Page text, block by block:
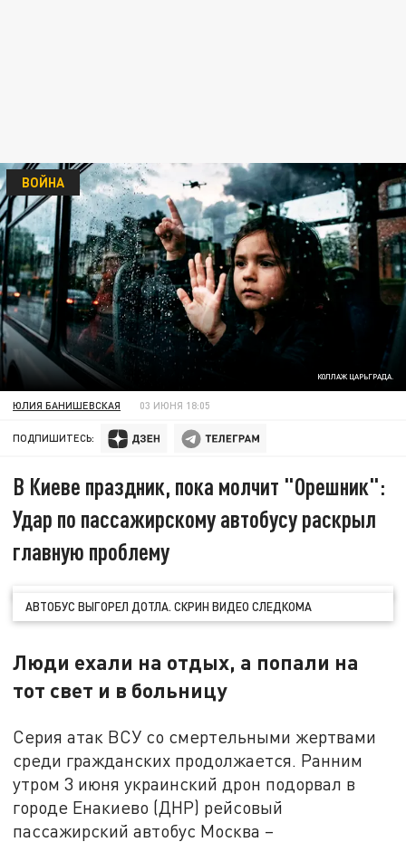
КОЛЛАЖ ЦАРЬГРАДА.
ВОЙНА
ЮЛИЯ БАНИШЕВСКАЯ 03 ИЮНЯ 18:05
ПОДПИШИТЕСЬ:
В Киеве праздник, пока молчит "Орешник":
Удар по пассажирскому автобусу раскрыл
главную проблему
АВТОБУС ВЫГОРЕЛ ДОТЛА. СКРИН ВИДЕО СЛЕДКОМА
Люди ехали на отдых, а попали на
тот свет и в больницу
Серия атак ВСУ со смертельными жертвами
среди гражданских продолжается. Ранним
утром 3 июня украинский дрон подорвал в
городе Енакиево (ДНР) рейсовый
пассажирский автобус Москва –